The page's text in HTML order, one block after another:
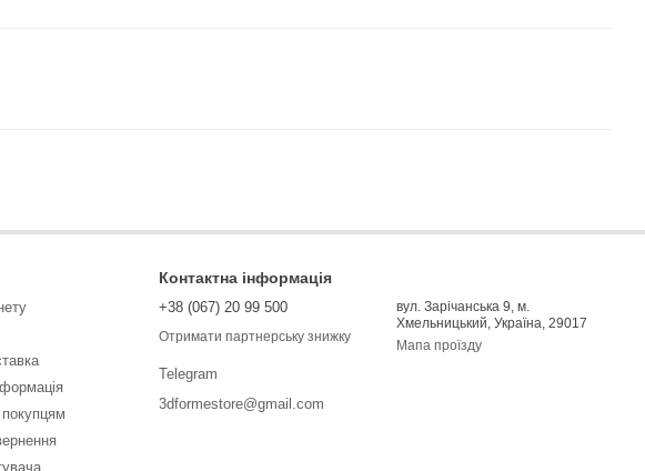
Контактна інформація
+38 (067) 20 99 500
Отримати партнерську знижку
Telegram
3dformestore@gmail.com
вул. Зарічанська 9, м.
Хмельницький, Україна, 29017
Мапа проїзду